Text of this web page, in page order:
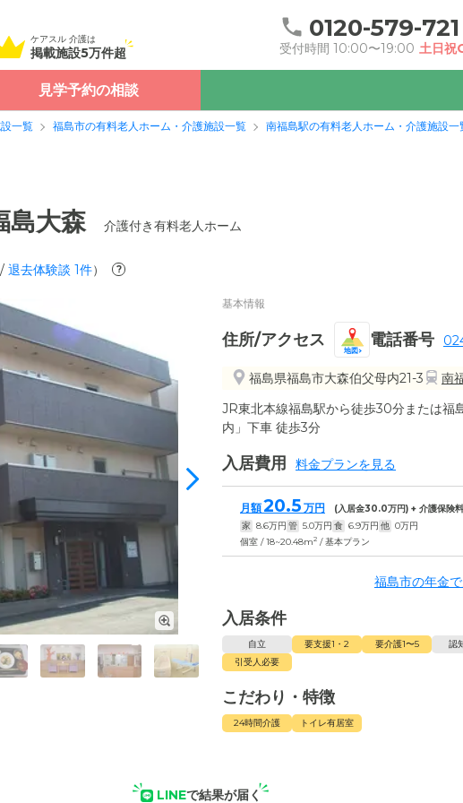
ケアスル 介護は
掲載施設5万件超
0120-579-721
受付時間 10:00〜19:00 土日祝
見学予約の相談
一覧 福島市の有料老人ホーム・介護施設一覧 南福島駅の有料老人ホーム・介護施設一
島大森 介護付き有料老人ホーム
退去体験談 1件） ?
基本情報
住所/アクセス
地図
電話番号
福島県福島市大森伯父母内21-3 南
JR東北本線福島駅から徒歩30分または福
内」下車 徒歩3分
入居費用 料金プランを見る
月額20.5 万円 (入居金30.0万円) + 介護保険料
家 8.6万円 管 5.0万円 食 6.9万円 他 0万円
個室 / 18~20.48m2 / 基本プラン
福島市の年金
入居条件
自立 要支援1・2 要介護1〜5 認
引受人必要
こだわり・特徴
24時間介護 トイレ有居室
LINEで結果が届く